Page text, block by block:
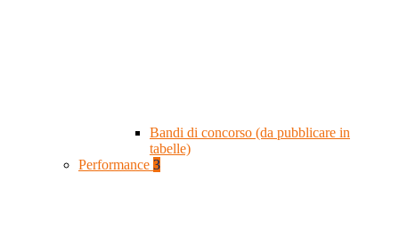
Bandi di concorso (da pubblicare in
tabelle)
Performance 3